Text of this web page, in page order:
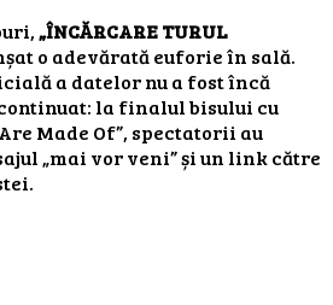
„ÎNCĂRCARE TURUL
o adevărată euforie în sală.
a datelor nu a fost încă
la finalul bisului cu
Made Of”, spectatorii au
„mai vor veni” și un link către